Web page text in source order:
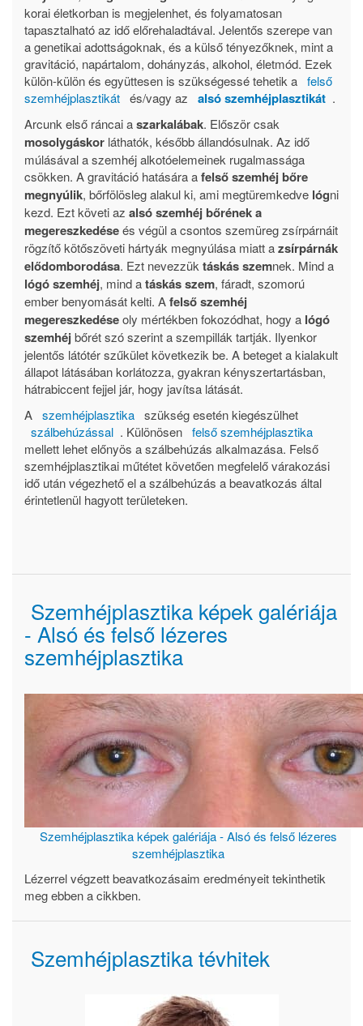
korai életkorban is megjelenhet, és folyamatosan
tapasztalható az idő előrehaladtával. Jelentős szerepe van
a genetikai adottságoknak, és a külső tényezőknek, mint a
gravitáció, napártalom, dohányzás, alkohol, életmód. Ezek
külön-külön és együttesen is szükségessé tehetik a felső
szemhéjplasztikát és/vagy az alsó szemhéjplasztikát .
Arcunk első ráncai aszarkalábak. Először csak
mosolygáskor láthatók, később állandósulnak. Az idő
múlásával a szemhéj alkotóelemeinek rugalmassága
csökken. A gravitáció hatására afelső szemhéj bőre
megnyúlik, bőrfölösleg alakul ki, ami megtüremkedve lógni
kezd. Ezt követi az alsó szemhéj bőrének a
megereszkedéseés végül a csontos szemüreg zsírpárnáit
rögzítő kötőszöveti hártyák megnyúlása miatt azsírpárnák
elődomborodása. Ezt nevezzük táskás szemnek. Mind a
lógó szemhéj, mind atáskás szem, fáradt, szomorú
ember benyomását kelti. Afelső szemhéj
megereszkedéseoly mértékben fokozódhat, hogy a lógó
szemhéjbőrét szó szerint a szempillák tartják. Ilyenkor
jelentős látótér szűkület következik be. A beteget a kialakult
állapot látásában korlátozza, gyakran kényszertartásban,
hátrabiccent fejjel jár, hogy javítsa látását.
A szemhéjplasztika szükség esetén kiegészülhet
szálbehúzással . Különösen felső szemhéjplasztika
mellett lehet előnyös a szálbehúzás alkalmazása. Felső
szemhéjplasztikai műtétet követően megfelelő várakozási
idő után végezhető el a szálbehúzás a beavatkozás által
érintetlenül hagyott területeken.
Szemhéjplasztika képek galériája
- Alsó és felső lézeres
szemhéjplasztika
Szemhéjplasztika képek galériája - Alsó és felső lézeres
szemhéjplasztika
Lézerrel végzett beavatkozásaim eredményeit tekinthetik
meg ebben a cikkben.
Szemhéjplasztika tévhitek